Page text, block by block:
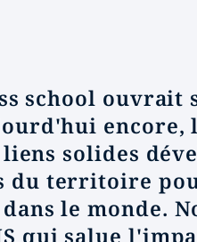
school ouvrait
encore,
solides
du territoire
le monde.
qui salue